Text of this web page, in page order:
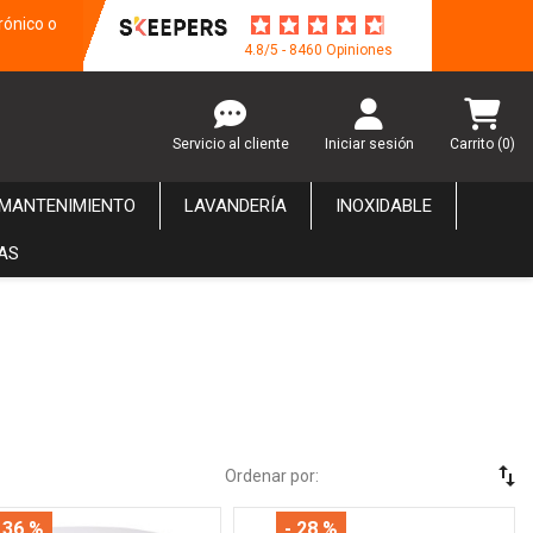
o
4.8/5 - 8460 Opiniones
Servicio al cliente Iniciar sesión Carrito (0)
LAVANDERÍA INOXIDABLE
Ordenar por: swap_vert